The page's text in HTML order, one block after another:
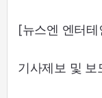
[뉴스엔 엔터테
기사제보 및